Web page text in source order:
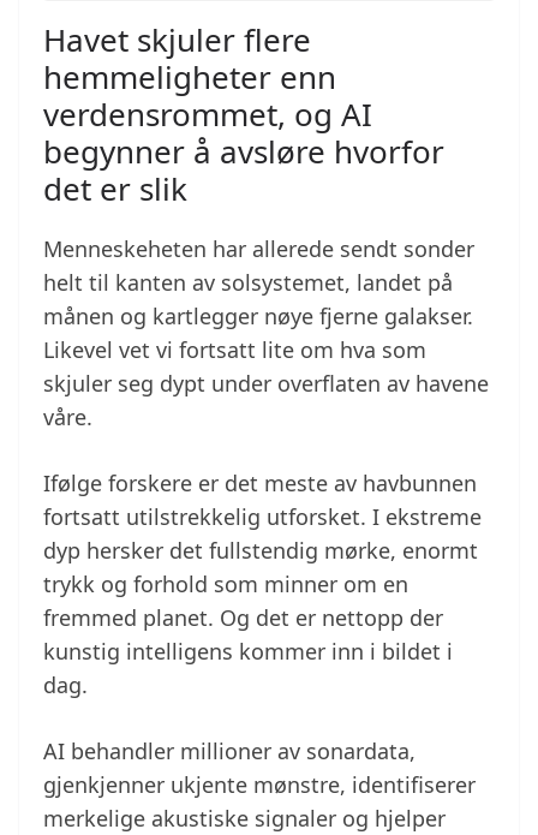
Havet skjuler flere
hemmeligheter enn
verdensrommet, og AI
begynner å avsløre hvorfor
det er slik
Menneskeheten har allerede sendt sonder
helt til kanten av solsystemet, landet på
månen og kartlegger nøye fjerne galakser.
Likevel vet vi fortsatt lite om hva som
skjuler seg dypt under overflaten av havene
våre.
Ifølge forskere er det meste av havbunnen
fortsatt utilstrekkelig utforsket. I ekstreme
dyp hersker det fullstendig mørke, enormt
trykk og forhold som minner om en
fremmed planet. Og det er nettopp der
kunstig intelligens kommer inn i bildet i
dag.
AI behandler millioner av sonardata,
gjenkjenner ukjente mønstre, identifiserer
merkelige akustiske signaler og hjelper